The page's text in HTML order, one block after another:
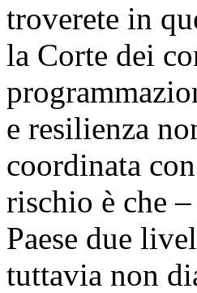
troverete in
la Corte dei
e resilienza
coordinata
rischio è che
Paese due
tuttavia non